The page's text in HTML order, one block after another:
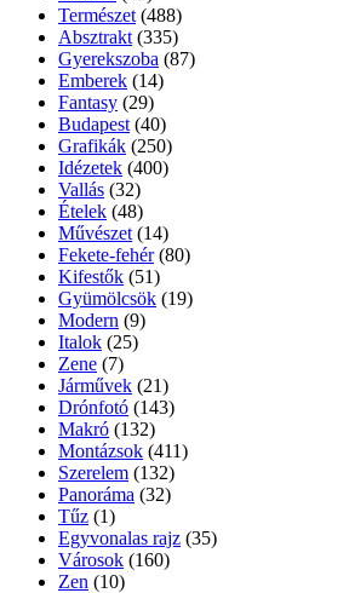
Természet (488)
Absztrakt (335)
Gyerekszoba (87)
Emberek (14)
Fantasy (29)
Budapest (40)
Grafikák (250)
Idézetek (400)
Vallás (32)
Ételek (48)
Művészet (14)
Fekete-fehér (80)
Kifestők (51)
Gyümölcsök (19)
Modern (9)
Italok (25)
Zene (7)
Járművek (21)
Drónfotó (143)
Makró (132)
Montázsok (411)
Szerelem (132)
Panoráma (32)
Tűz (1)
Egyvonalas rajz (35)
Városok (160)
Zen (10)